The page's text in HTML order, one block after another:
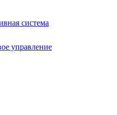
система
управление